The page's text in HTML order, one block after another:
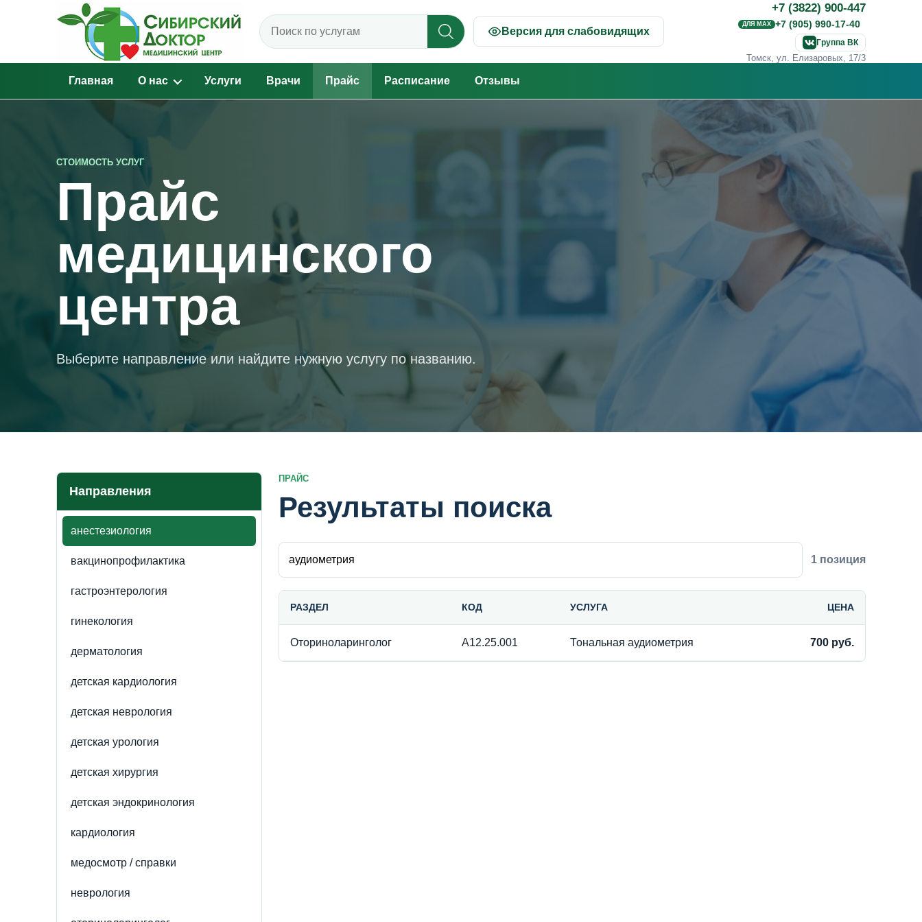
Поиск по прайсу
Версия для слабовидящих
+7 (3822) 900-447
ДЛЯ MAX +7 (905) 990-17-40
Группа ВК
Томск, ул. Елизаровых, 17/3
Главная О нас Услуги Врачи Прайс Расписание Отзывы
СТОИМОСТЬ УСЛУГ
Прайс
медицинского
центра
Выберите направление или найдите нужную услугу по названию.
Направления
анестезиология
вакцинопрофилактика
гастроэнтерология
гинекология
дерматология
детская кардиология
детская неврология
детская урология
детская хирургия
детская эндокринология
кардиология
медосмотр / справки
неврология
ПРАЙС
Результаты поиска
Поиск внутри прайса
1 позиция
РАЗДЕЛ КОД УСЛУГА ЦЕНА
Оториноларинголог A12.25.001 Тональная аудиометрия 700 руб.